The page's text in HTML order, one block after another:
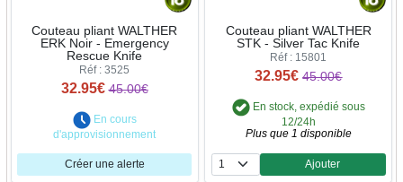
Couteau pliant WALTHER
ERK Noir - Emergency
Rescue Knife
Réf : 3525
32.95€ 45.00€
En cours
d'approvisionnement
Créer une alerte
Couteau pliant WALTHER
STK - Silver Tac Knife
Réf : 15801
32.95€ 45.00€
En stock, expédié sous
12/24h
Plus que 1 disponible
Quantité
Ajouter